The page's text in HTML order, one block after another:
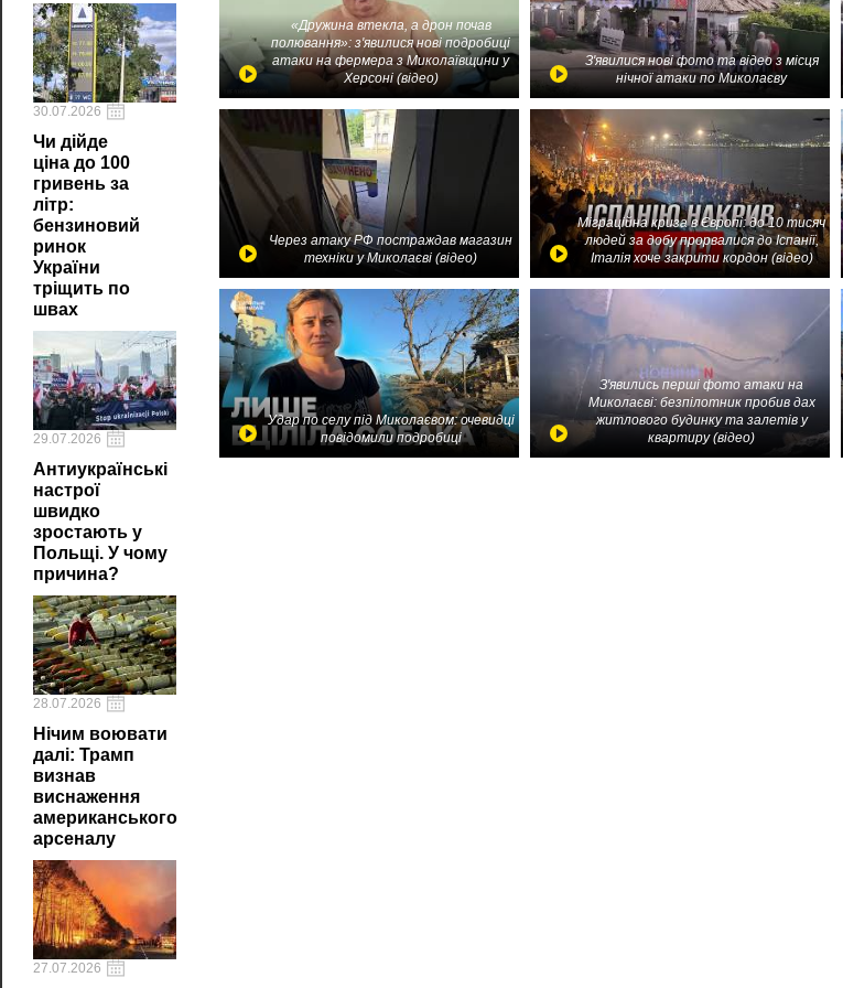
30.07.2026
Чи дійде
ціна до 100
гривень за
літр:
бензиновий
ринок
України
тріщить по
швах
29.07.2026
Антиукраїнські
настрої
швидко
зростають у
Польщі. У чому
причина?
28.07.2026
Нічим воювати
далі: Трамп
визнав
виснаження
американського
арсеналу
27.07.2026
«Дружина втекла, а дрон почав
полювання»: з'явилися нові подробиці
атаки на фермера з Миколаївщини у
Херсоні (відео)
З'явилися нові фото та відео з місця
нічної атаки по Миколаєву
Через атаку РФ постраждав магазин
техніки у Миколаєві (відео)
Міграційна криза в Європі: до 10 тисяч
людей за добу прорвалися до Іспанії,
Італія хоче закрити кордон (відео)
Удар по селу під Миколаєвом: очевидці
повідомили подробиці
З'явились перші фото атаки на
Миколаєві: безпілотник пробив дах
житлового будинку та залетів у
квартиру (відео)